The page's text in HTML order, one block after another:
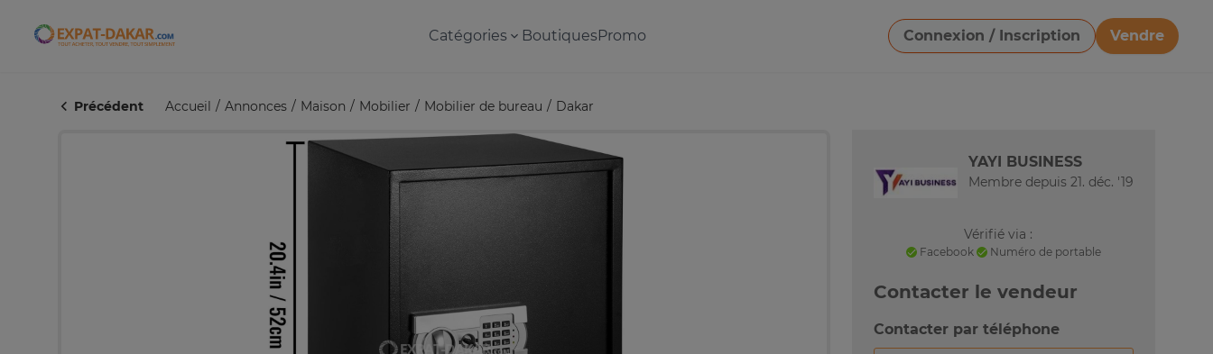
Expat-Dakar Catégories BoutiquesPromo Connexion / Inscription
Vendre
Télécharger une image
Précédent Accueil Annonces Maison Mobilier Mobilier de bureau Dakar
YAYI BUSINESS
Membre depuis 21. déc. '19
Vérifié via :
Facebook Numéro de portable
Contacter le vendeur
Contacter par téléphone